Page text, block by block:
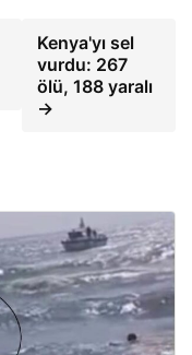
Kenya'yı sel
vurdu: 267
ölü, 188 yaralı
→